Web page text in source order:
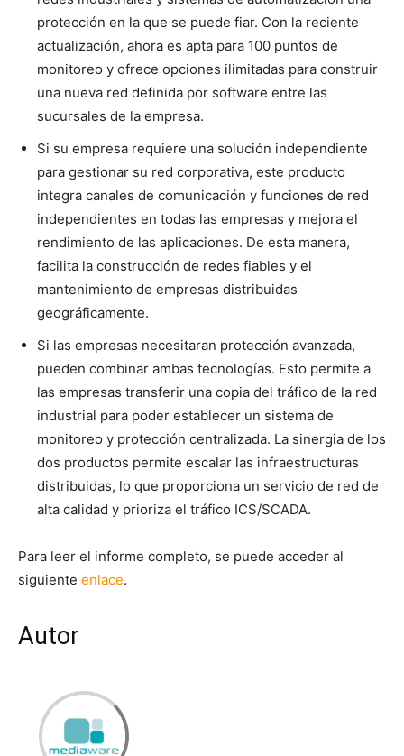
protección en la que se puede fiar. Con la reciente
actualización, ahora es apta para 100 puntos de
monitoreo y ofrece opciones ilimitadas para construir
una nueva red definida por software entre las
sucursales de la empresa.
Si su empresa requiere una solución independiente
para gestionar su red corporativa, este producto
integra canales de comunicación y funciones de red
independientes en todas las empresas y mejora el
rendimiento de las aplicaciones. De esta manera,
facilita la construcción de redes fiables y el
mantenimiento de empresas distribuidas
geográficamente.
Si las empresas necesitaran protección avanzada,
pueden combinar ambas tecnologías. Esto permite a
las empresas transferir una copia del tráfico de la red
industrial para poder establecer un sistema de
monitoreo y protección centralizada. La sinergia de los
dos productos permite escalar las infraestructuras
distribuidas, lo que proporciona un servicio de red de
alta calidad y prioriza el tráfico ICS/SCADA.
Para leer el informe completo, se puede acceder al
siguiente enlace.
Autor